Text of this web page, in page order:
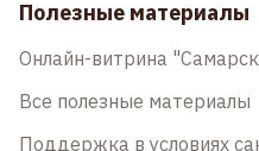
Полезные материалы
Онлайн-витрина
Все полезные материалы
Поддержка в условиях